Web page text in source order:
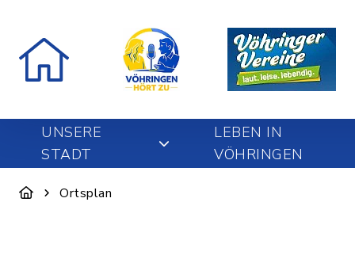
UNSERE
STADT
LEBEN IN
VÖHRINGEN
Ortsplan